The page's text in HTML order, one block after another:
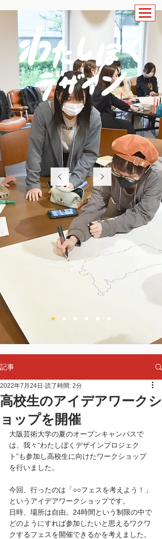
記事
高校生のアイデアワークシ
ョップを開催
2022年7月24日 読了時間: 2分
大阪芸術大学の夏のオープンキャンパスで
は、我々“わたしぼくデザインプロジェク
ト”も参加し高校生に向けたワークショップ
を行いました。
今回、行ったのは「○○フェスを考えよう！」
というアイデアワークショップです。
日時、場所は自由。24時間という制限の中で
どのようにすれば参加したいと思えるワクワ
クするフェスを開催できるかを考えました。